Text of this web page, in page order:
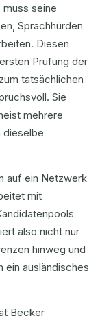
muss seine
Sprachhürden
Diesen
Prüfung der
tatsächlichen
Sie
mehrere
dieselbe
auf ein Netzwerk
mit
also nicht nur
hinweg und
ein ausländisches
Becker